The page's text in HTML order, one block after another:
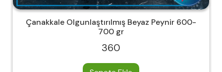
Çanakkale Olgunlaştırılmış Beyaz Peynir 600-
700 gr
360